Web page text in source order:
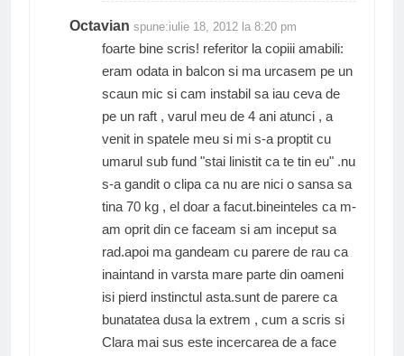
Octavian spune:iulie 18, 2012 la 8:20 pm
foarte bine scris! referitor la copiii amabili:
eram odata in balcon si ma urcasem pe un
scaun mic si cam instabil sa iau ceva de
pe un raft , varul meu de 4 ani atunci , a
venit in spatele meu si mi s-a proptit cu
umarul sub fund "stai linistit ca te tin eu" .nu
s-a gandit o clipa ca nu are nici o sansa sa
tina 70 kg , el doar a facut.bineinteles ca m-
am oprit din ce faceam si am inceput sa
rad.apoi ma gandeam cu parere de rau ca
inaintand in varsta mare parte din oameni
isi pierd instinctul asta.sunt de parere ca
bunatatea dusa la extrem , cum a scris si
Clara mai sus este incercarea de a face